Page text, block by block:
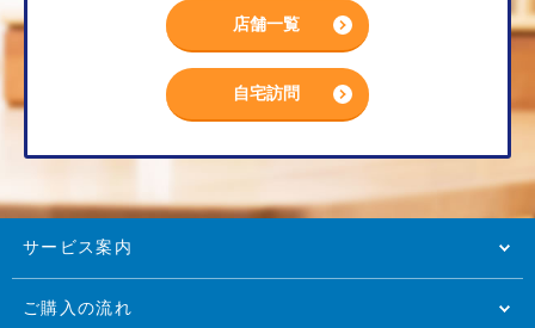
店舗一覧
自宅訪問
サービス案内
ご購入の流れ